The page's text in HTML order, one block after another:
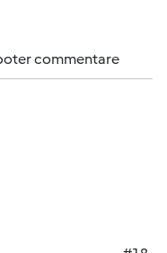
commentare